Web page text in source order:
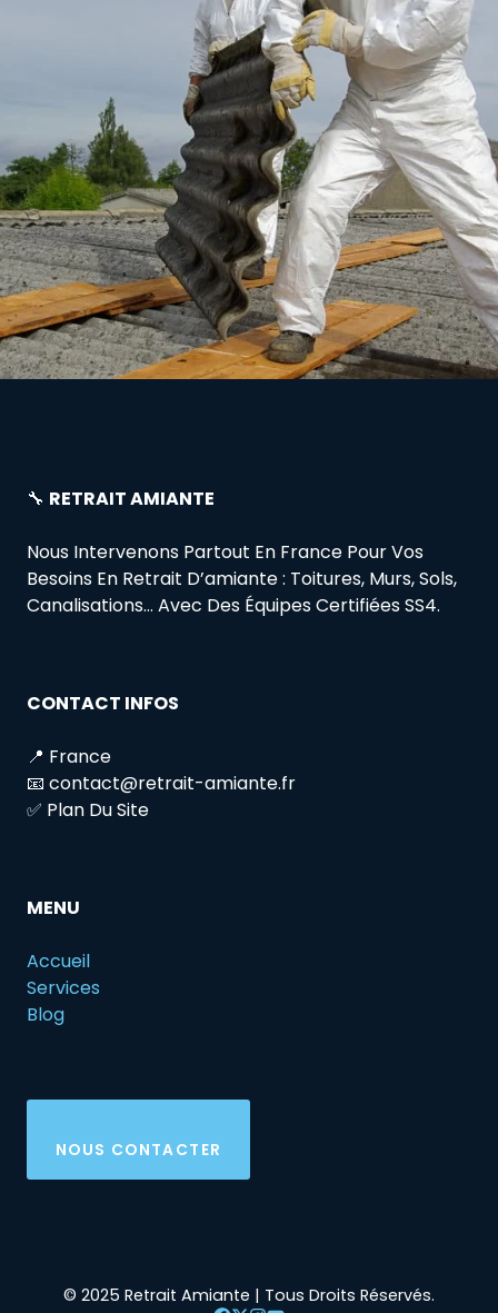
🔧 RETRAIT AMIANTE
Nous Intervenons Partout En France Pour Vos
Besoins En Retrait D’amiante : Toitures, Murs, Sols,
Canalisations… Avec Des Équipes Certifiées SS4.
CONTACT INFOS
📍 France
📧 contact@retrait-amiante.fr
✅ Plan Du Site
MENU
Accueil
Services
Blog
NOUS CONTACTER
© 2025 Retrait Amiante | Tous Droits Réservés.